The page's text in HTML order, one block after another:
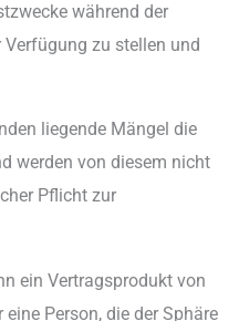
während der
zu stellen und
liegende Mängel die
werden von diesem nicht
Pflicht zur
ein Vertragsprodukt von
Person, die der Sphäre